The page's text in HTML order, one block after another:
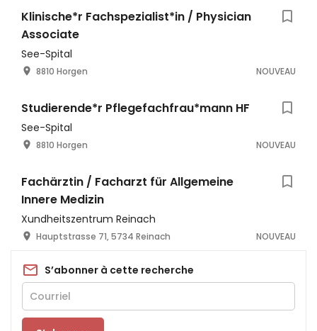
Klinische*r Fachspezialist*in / Physician
Associate
See-Spital
8810 Horgen NOUVEAU
Studierende*r Pflegefachfrau*mann HF
See-Spital
8810 Horgen NOUVEAU
Fachärztin / Facharzt für Allgemeine
Innere Medizin
Xundheitszentrum Reinach
Hauptstrasse 71, 5734 Reinach NOUVEAU
S’abonner à cette recherche